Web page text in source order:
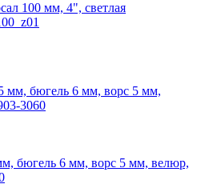
100 мм, 4", светлая
бюгель 6 мм, ворс 5 мм, велюр,